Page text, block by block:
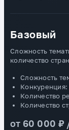
Базовый
Сложность
количество
Сложность
Конкуренция:
Количество
Количество
от 60 000 ₽